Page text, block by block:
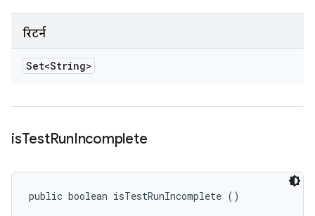
रिटर्न
Set<String>
isTestRunIncomplete
public boolean isTestRunIncomplete ()